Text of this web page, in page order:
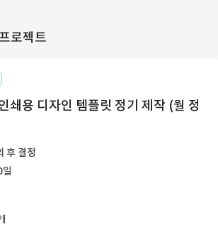
로젝트
쇄용 디자인 템플릿 정기 제작 (월 정
후 결정